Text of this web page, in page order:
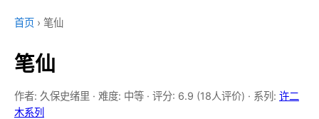
首页 › 笔仙
笔仙
作者: 久保史绪里 · 难度: 中等 · 评分: 6.9 (18人评价) · 系列: 许二
木系列